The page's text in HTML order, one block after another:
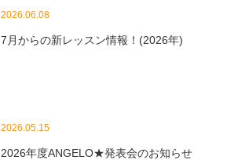
2026.06.08
7月からの新レッスン情報！(2026年)
2026.05.15
2026年度ANGELO★発表会のお知らせ